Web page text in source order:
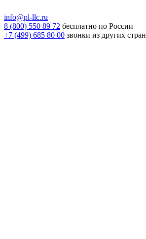
info@pl-llc.ru
8 (800) 550 89 72 бесплатно по России
+7 (499) 685 80 00 звонки из других стран